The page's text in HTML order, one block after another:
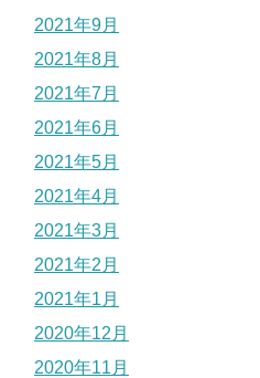
2021年9月
2021年8月
2021年7月
2021年6月
2021年5月
2021年4月
2021年3月
2021年2月
2021年1月
2020年12月
2020年11月